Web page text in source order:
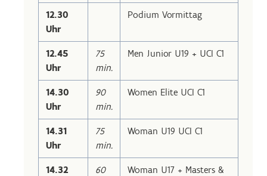
12.30
Uhr
Podium Vormittag
12.45
Uhr
75
min.
Men Junior U19 + UCI C1
14.30
Uhr
90
min.
Women Elite UCI C1
14.31
Uhr
75
min.
Woman U19 UCI C1
14.32
60
Woman U17 + Masters &